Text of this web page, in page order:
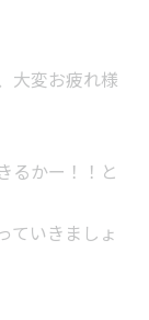
大変お疲れ様
るかー！！と
ていきましょ